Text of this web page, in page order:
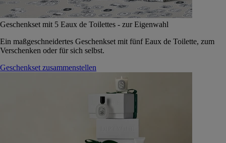
Geschenkset mit 5 Eaux de Toilettes - zur Eigenwahl
Ein maßgeschneidertes Geschenkset mit fünf Eaux de Toilette, zum
Verschenken oder für sich selbst.
Geschenkset zusammenstellen